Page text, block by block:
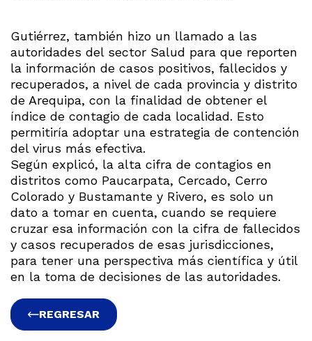
Gutiérrez, también hizo un llamado a las
autoridades del sector Salud para que reporten
la información de casos positivos, fallecidos y
recuperados, a nivel de cada provincia y distrito
de Arequipa, con la finalidad de obtener el
índice de contagio de cada localidad. Esto
permitiría adoptar una estrategia de contención
del virus más efectiva.
Según explicó, la alta cifra de contagios en
distritos como Paucarpata, Cercado, Cerro
Colorado y Bustamante y Rivero, es solo un
dato a tomar en cuenta, cuando se requiere
cruzar esa información con la cifra de fallecidos
y casos recuperados de esas jurisdicciones,
para tener una perspectiva más científica y útil
en la toma de decisiones de las autoridades.
REGRESAR